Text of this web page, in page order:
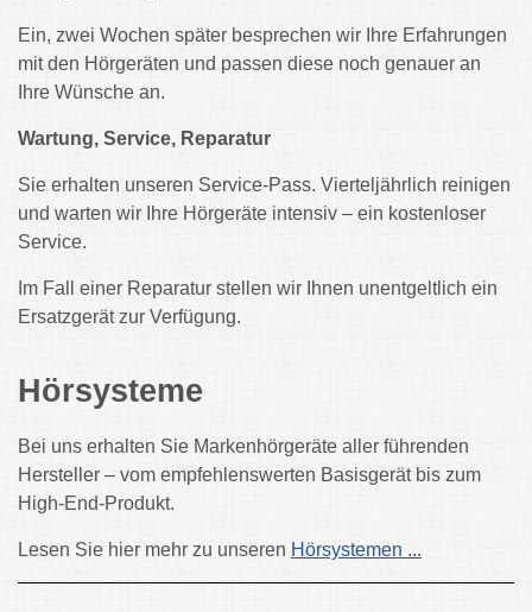
Ein, zwei Wochen später besprechen wir Ihre Erfahrungen
mit den Hörgeräten und passen diese noch genauer an
Ihre Wünsche an.
Wartung, Service, Reparatur
Sie erhalten unseren Service-Pass. Vierteljährlich reinigen
und warten wir Ihre Hörgeräte intensiv – ein kostenloser
Service.
Im Fall einer Reparatur stellen wir Ihnen unentgeltlich ein
Ersatzgerät zur Verfügung.
Hörsysteme
Bei uns erhalten Sie Markenhörgeräte aller führenden
Hersteller – vom empfehlenswerten Basisgerät bis zum
High-End-Produkt.
Lesen Sie hier mehr zu unseren Hörsystemen ...